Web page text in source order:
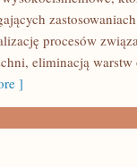
procesów
eliminacją
]